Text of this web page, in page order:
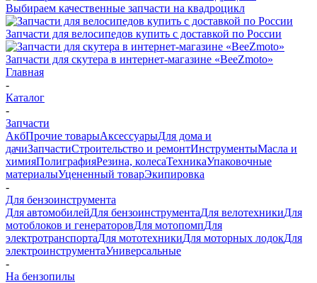
Выбираем качественные запчасти на квадроцикл
Запчасти для велосипедов купить с доставкой по России
Запчасти для скутера в интернет-магазине «BeeZmoto»
Главная
-
Каталог
-
Запчасти
АкбПрочие товарыАксессуарыДля дома и
дачиЗапчастиСтроительство и ремонтИнструментыМасла и
химияПолиграфияРезина, колесаТехникаУпаковочные
материалыУцененный товарЭкипировка
-
Для бензоинструмента
Для автомобилейДля бензоинструментаДля велотехникиДля
мотоблоков и генераторовДля мотопомпДля
электротранспортаДля мототехникиДля моторных лодокДля
электроинструментаУниверсальные
-
На бензопилы